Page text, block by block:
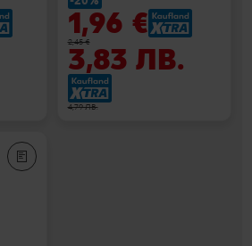
1,96 €
2,45 €
3,83 ЛВ.
4,79 ЛВ.